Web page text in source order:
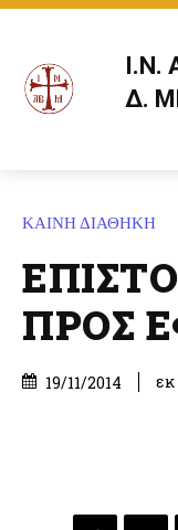
Ι.Ν.
Δ.
ΚΑΙΝΗ ΔΙΑΘΗΚΗ
ΠΡΟΣ
19/11/2014